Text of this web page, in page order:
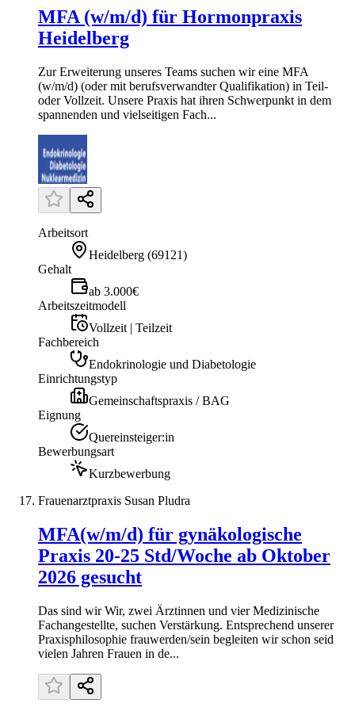
MFA (w/m/d) für Hormonpraxis
Heidelberg
Zur Erweiterung unseres Teams suchen wir eine MFA
(w/m/d) (oder mit berufsverwandter Qualifikation) in Teil-
oder Vollzeit. Unsere Praxis hat ihren Schwerpunkt in dem
spannenden und vielseitigen Fach...
Arbeitsort
Heidelberg (69121)
Gehalt
ab 3.000€
Arbeitszeitmodell
Vollzeit | Teilzeit
Fachbereich
Endokrinologie und Diabetologie
Einrichtungstyp
Gemeinschaftspraxis / BAG
Eignung
Quereinsteiger:in
Bewerbungsart
Kurzbewerbung
Frauenarztpraxis Susan Pludra
MFA(w/m/d) für gynäkologische
Praxis 20-25 Std/Woche ab Oktober
2026 gesucht
Das sind wir Wir, zwei Ärztinnen und vier Medizinische
Fachangestellte, suchen Verstärkung. Entsprechend unserer
Praxisphilosophie frauwerden/sein begleiten wir schon seid
vielen Jahren Frauen in de...